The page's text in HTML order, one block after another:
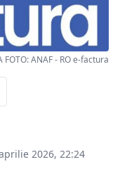
FOTO: ANAF - RO e-factura
2026, 22:24